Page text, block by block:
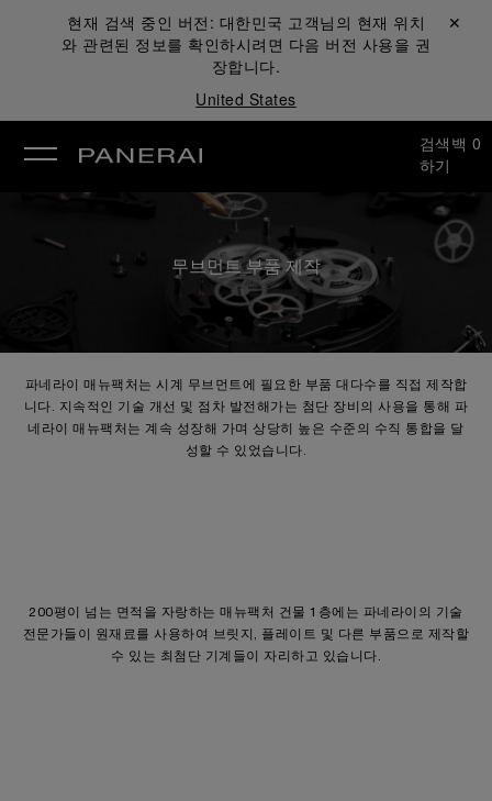
현재 검색 중인 버전: 대한민국 고객님의 현재 위치
와 관련된 정보를 확인하시려면 다음 버전 사용을 권
장합니다.
United States
닫기 ✕
검색
하기
백 0
무브먼트 부품 제작
파네라이 매뉴팩처는 시계 무브먼트에 필요한 부품 대다수를 직접 제작합
니다. 지속적인 기술 개선 및 점차 발전해가는 첨단 장비의 사용을 통해 파
네라이 매뉴팩처는 계속 성장해 가며 상당히 높은 수준의 수직 통합을 달
성할 수 있었습니다.
200평이 넘는 면적을 자랑하는 매뉴팩처 건물 1층에는 파네라이의 기술
전문가들이 원재료를 사용하여 브릿지, 플레이트 및 다른 부품으로 제작할
수 있는 최첨단 기계들이 자리하고 있습니다.